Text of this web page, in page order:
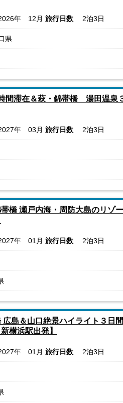
年 12月 旅行日数 2泊3日
県
間滞在＆萩・錦帯橋 湯田温泉
年 03月 旅行日数 2泊3日
帯橋 瀬戸内海・周防大島のリゾ
年 01月 旅行日数 2泊3日
広島＆山口絶景ハイライト３日
横浜駅出発】
年 01月 旅行日数 2泊3日